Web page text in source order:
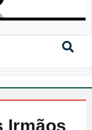
Irmãos